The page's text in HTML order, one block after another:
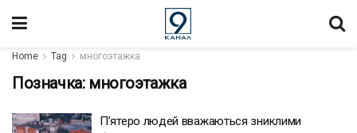
Home Tag многоэтажка
Позначка: многоэтажка
П’ятеро людей вважаються зниклими